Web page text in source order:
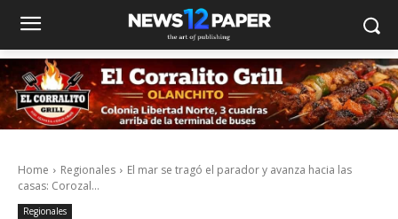
Home Regionales
El mar se tragó el parador y avanza hacia las
casas: Corozal...
Regionales